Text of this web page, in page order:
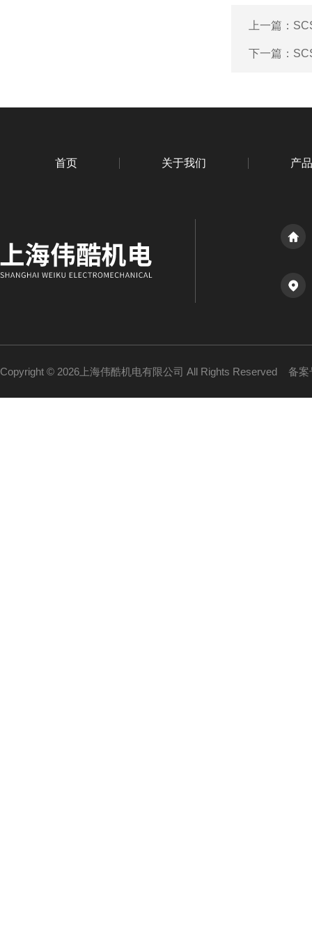
上一篇：
下一篇：
首页 关于我们 产
Copyright © 2026上海伟酷机电有限公司 All Rights Reserved 备案